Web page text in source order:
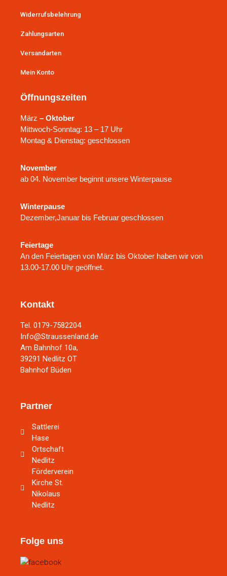
Kontakt
Tel. 0179-7582204
Info@Straussenland.de
Am Bahnhof 10a,
39291 Nedlitz OT
Bahnhof Büden
Partner
Sattlerei
Hase
Ortschaft
Nedlitz
Förderverein
Kirche St.
Nikolaus
Nedlitz
Folge uns
Öffnungszeiten
März – Oktober
Mittwoch-Sonntag: 13 – 17 Uhr
Montag & Dienstag: geschlossen
November
ab 04. November beginnt unsere Winterpause
Winterpause
Dezember,Januar bis Februar geschlossen
Feiertage
An den Feiertagen von März bis Oktober haben wir von
13.00-17.00 Uhr geöffnet.
Widerrufsbelehrung
Zahlungsarten
Versandarten
Mein Konto